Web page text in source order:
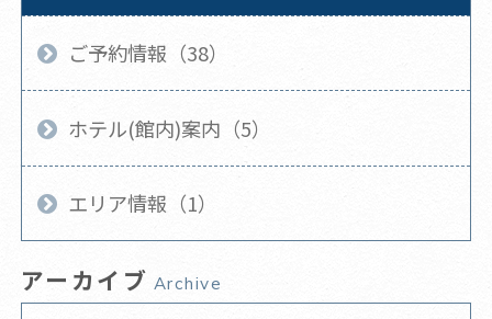
ご予約情報（38）
ホテル(館内)案内（5）
エリア情報（1）
アーカイブ Archive